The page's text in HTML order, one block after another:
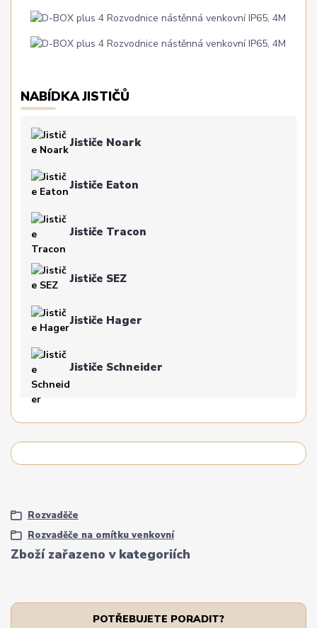
NABÍDKA JISTIČŮ
Jističe Noark
Jističe Eaton
Jističe Tracon
Jističe SEZ
Jističe Hager
Jističe Schneider
Zboží zařazeno v kategoriích
Rozvaděče
Rozvaděče na omítku venkovní
POTŘEBUJETE PORADIT?